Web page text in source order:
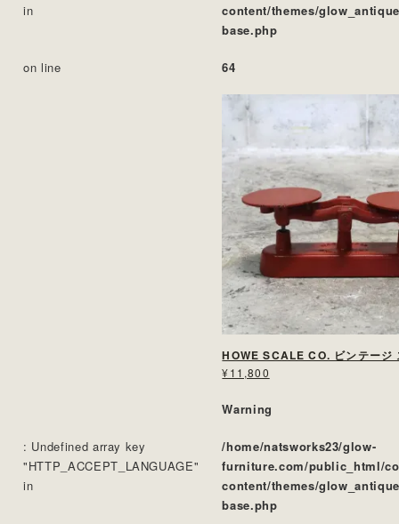
in
content/themes/
base.php
on line 64
¥11,800
Warning
: Undefined array key
"HTTP_ACCEPT_LANGUAGE"
in
/home/natsworks23/glow-
furniture.com/public_html/
content/themes/
base.php